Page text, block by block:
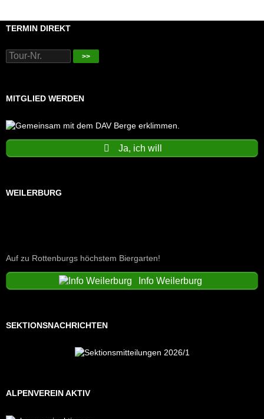
TERMIN DIREKT
>>
MITGLIED WERDEN
Ja, ich will
WEILERBURG
Auf zu Rottenburgs höchstem Biergarten!
Info Weilerburg
SEKTIONSNACHRICHTEN
ALPENVEREIN AKTIV